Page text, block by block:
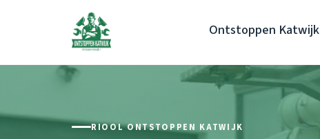
Ontstoppen Katwijk
RIOOL ONTSTOPPEN KATWIJK